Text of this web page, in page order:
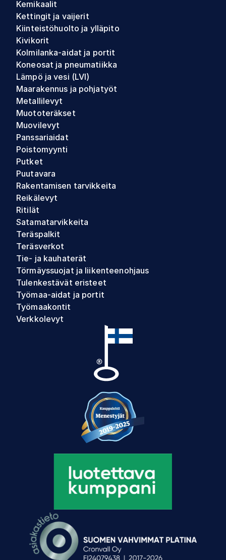
Kemikaalit
Kettingit ja vaijerit
Kiinteistöhuolto ja ylläpito
Kivikorit
Kolmilanka-aidat ja portit
Koneosat ja pneumatiikka
Lämpö ja vesi (LVI)
Maarakennus ja pohjatyöt
Metallilevyt
Muototeräkset
Muovilevyt
Panssariaidat
Poistomyynti
Putket
Puutavara
Rakentamisen tarvikkeita
Reikälevyt
Ritilät
Satamatarvikkeita
Teräspalkit
Teräsverkot
Tie- ja kauhaterät
Törmäyssuojat ja liikenteenohjaus
Tulenkestävät eristeet
Työmaa-aidat ja portit
Työmaakontit
Verkkolevyt